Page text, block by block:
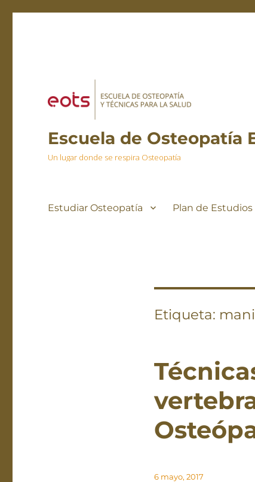
Escuela de Osteopatía
Un lugar donde se respira Osteopatía
Estudiar Osteopatía Plan de Estudios
Etiqueta:
Publicado
6 mayo, 2017